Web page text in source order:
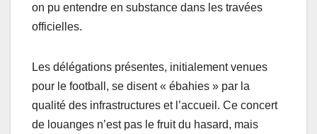
on pu entendre en substance dans les travées
officielles.
Les délégations présentes, initialement venues
pour le football, se disent « ébahies » par la
qualité des infrastructures et l’accueil. Ce concert
de louanges n’est pas le fruit du hasard, mais